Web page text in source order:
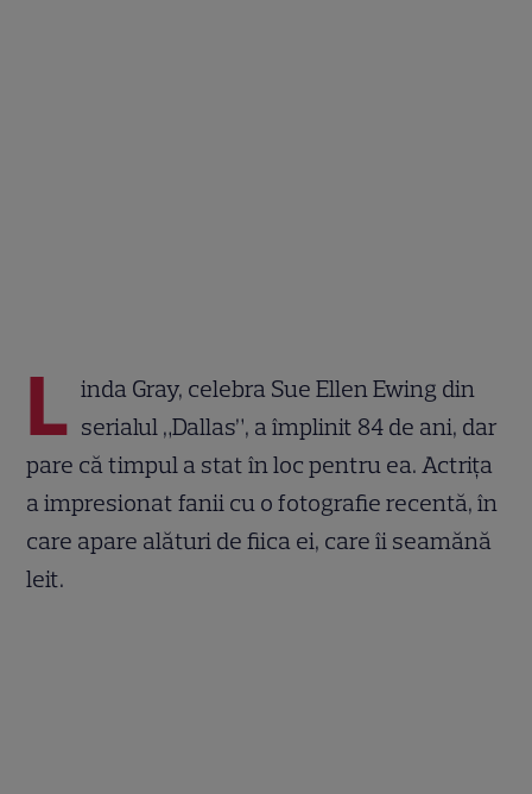
L inda Gray, celebra Sue Ellen Ewing din
serialul „Dallas”, a împlinit 84 de ani, dar
pare că timpul a stat în loc pentru ea. Actrița
a impresionat fanii cu o fotografie recentă, în
care apare alături de fiica ei, care îi seamănă
leit.